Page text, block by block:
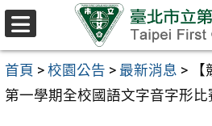
跳至主要內容區
首頁 > 校園公告 > 最新消息 >
第一學期全校國語文字音字形比
選
單